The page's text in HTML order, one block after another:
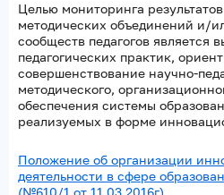
Целью мониторинга
методических объединений и/
сообществ педагогов является
педагогических практик,
совершенствование научно-
методического,
обеспечения системы
реализуемых в форме
Положение об организации
деятельности в сфере
(№610/1 от 11.03.2016г)